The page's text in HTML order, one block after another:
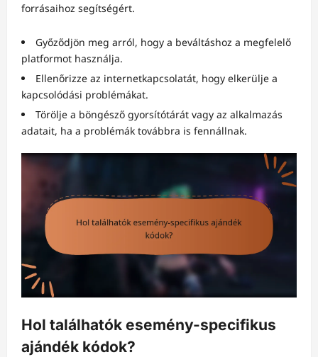
forrásaihoz segítségért.
Győződjön meg arról, hogy a beváltáshoz a megfelelő
platformot használja.
Ellenőrizze az internetkapcsolatát, hogy elkerülje a
kapcsolódási problémákat.
Törölje a böngésző gyorsítótárát vagy az alkalmazás
adatait, ha a problémák továbbra is fennállnak.
Hol találhatók esemény-specifikus
ajándék kódok?